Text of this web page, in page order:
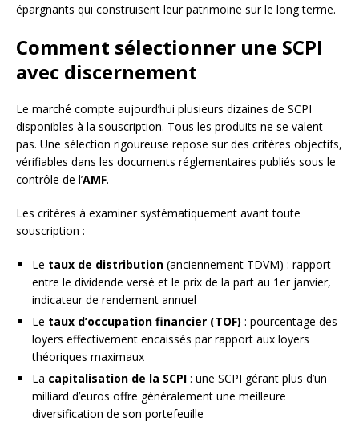
épargnants qui construisent leur patrimoine sur le long terme.
Comment sélectionner une SCPI
avec discernement
Le marché compte aujourd’hui plusieurs dizaines de SCPI
disponibles à la souscription. Tous les produits ne se valent
pas. Une sélection rigoureuse repose sur des critères objectifs,
vérifiables dans les documents réglementaires publiés sous le
contrôle de l’AMF.
Les critères à examiner systématiquement avant toute
souscription :
Le taux de distribution (anciennement TDVM) : rapport
entre le dividende versé et le prix de la part au 1er janvier,
indicateur de rendement annuel
Le taux d’occupation financier (TOF) : pourcentage des
loyers effectivement encaissés par rapport aux loyers
théoriques maximaux
La capitalisation de la SCPI : une SCPI gérant plus d’un
milliard d’euros offre généralement une meilleure
diversification de son portefeuille